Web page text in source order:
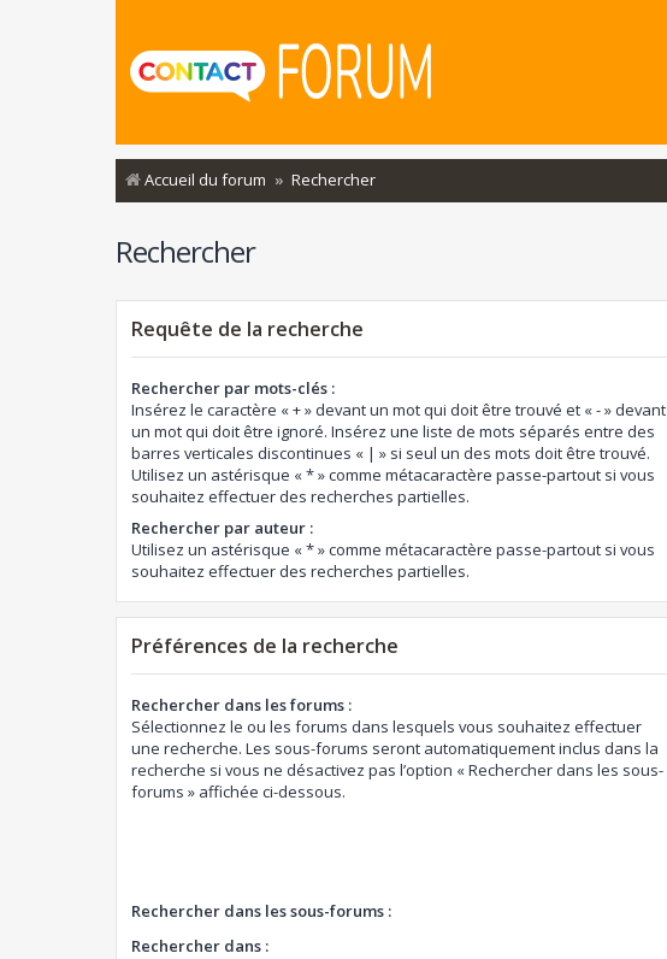
Accueil du forum Rechercher
Rechercher
Requête de la recherche
Rechercher par mots-clés :
Insérez le caractère « + » devant un mot qui doit être trouvé et « - » devant
un mot qui doit être ignoré. Insérez une liste de mots séparés entre des
barres verticales discontinues « | » si seul un des mots doit être trouvé.
Utilisez un astérisque « * » comme métacaractère passe-partout si vous
souhaitez effectuer des recherches partielles.
Rechercher par auteur :
Utilisez un astérisque « * » comme métacaractère passe-partout si vous
souhaitez effectuer des recherches partielles.
Préférences de la recherche
Rechercher dans les forums :
Sélectionnez le ou les forums dans lesquels vous souhaitez effectuer
une recherche. Les sous-forums seront automatiquement inclus dans la
recherche si vous ne désactivez pas l’option « Rechercher dans les sous-
forums » affichée ci-dessous.
Rechercher dans les sous-forums :
Rechercher dans :